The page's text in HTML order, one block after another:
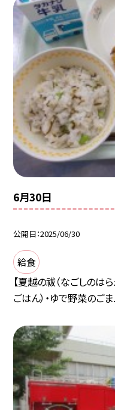
6月30日
公開日 2025/06/30
給食
【夏越の祓（なごしのは
ごはん）・ゆで野菜のご